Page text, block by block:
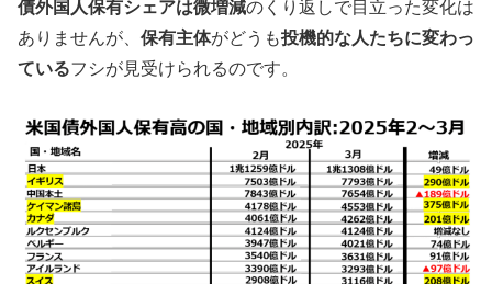
債外国人保有シェアは微増減のくり返しで目立った変化は
ありませんが、 保有主体がどうも投機的な人たちに変わっ
ているフシが見受けられるのです。